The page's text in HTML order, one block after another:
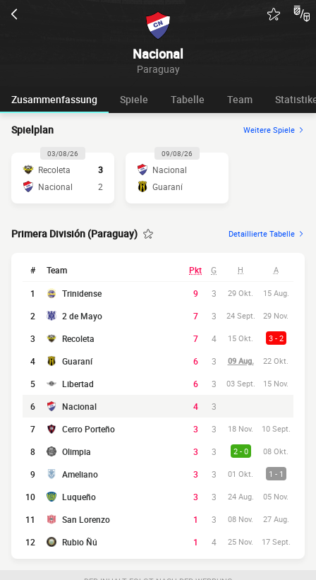
Nacional
Paraguay
Zusammenfassung Spiele Tabelle Team
Spielplan Weitere Spiele
03/08/26
Recoleta
3
Nacional
2
09/08/26
Nacional
Guaraní
Primera División (Paraguay) Detaillierte Tabelle
# Team Pkt G H A
1 Trinidense 9 3 29 Okt. 15 Aug.
2 2 de Mayo 7 3 24 Sept. 29 Nov.
3 Recoleta 7 4 15 Okt. 3 - 2
4 Guaraní 6 3 09 Aug. 22 Okt.
5 Libertad 6 3 03 Sept. 15 Nov.
6 Nacional 4
3
7
Cerro Porteño 3 3 18 Nov. 10 Sept.
8 Olimpia 3 3 2 - 0 08 Okt.
9 Ameliano 3 3 01 Okt. 1 - 1
10 Luqueño 3 3 24 Aug. 05 Nov.
11 San Lorenzo 1 3 08 Nov. 27 Aug.
12 Rubio Ñú 1 4 25 Nov. 17 Sept.